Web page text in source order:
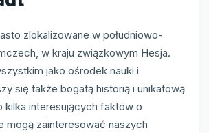
zlokalizowane w południowo-
w kraju związkowym Hesja.
jako ośrodek nauki i
się także bogatą historią i unikatową
kilka interesujących faktów o
mogą zainteresować naszych